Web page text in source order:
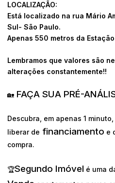
LOCALIZAÇÃO:
Está localizado na rua Mário
Sul- São Paulo.
Apenas 550 metros da
Lembramos que valores são
alterações constantemente!!
🏡 FAÇA SUA PRÉ-
Descubra, em apenas 1
liberar de financiamento e
compra.
🏆Segundo Imóvel é uma